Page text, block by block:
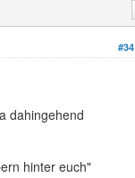
#34
dahingehend
hinter euch"